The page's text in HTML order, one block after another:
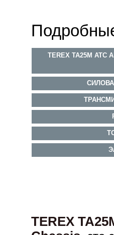
TEREX TA25M ATC
TEREX